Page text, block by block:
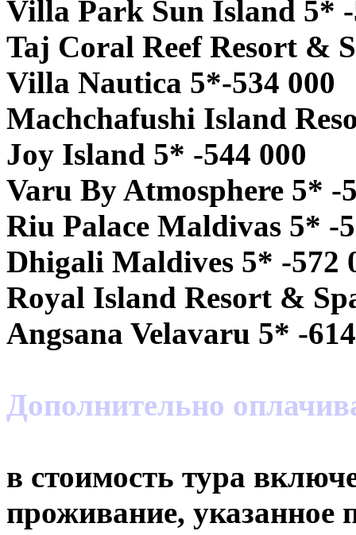
Villa Park Sun Island 5* -
Taj Coral Reef Resort &
Villa Nautica 5*-534 000
Machchafushi Island
Joy Island 5* -544 000
Varu By Atmosphere 5* -
Riu Palace Maldivas 5* -
Dhigali Maldives 5* -572
Royal Island Resort &
Angsana Velavaru 5* -
Дополнительно
в стоимость тура
проживание, указанное